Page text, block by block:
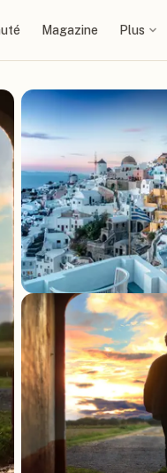
Magazine Plus